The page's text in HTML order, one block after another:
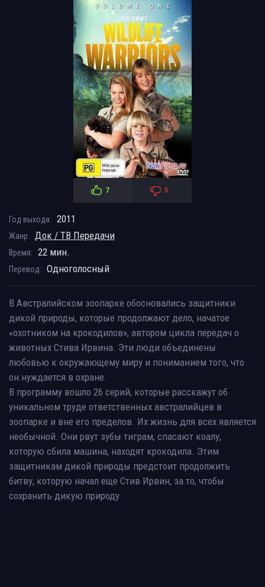
7 5
Год выхода: 2011
Жанр: Док / ТВ Передачи
Время: 22 мин.
Перевод: Одноголосный
В Австралийском зоопарке обосновались защитники
дикой природы, которые продолжают дело, начатое
«охотником на крокодилов», автором цикла передач о
животных Стива Ирвина. Эти люди объединены
любовью к окружающему миру и пониманием того, что
он нуждается в охране.
В программу вошло 26 серий, которые расскажут об
уникальном труде ответственных австралийцев в
зоопарке и вне его пределов. Их жизнь для всех является
необычной. Они рвут зубы тиграм, спасают коалу,
которую сбила машина, находят крокодила. Этим
защитникам дикой природы предстоит продолжить
битву, которую начал еще Стив Ирвин, за то, чтобы
сохранить дикую природу